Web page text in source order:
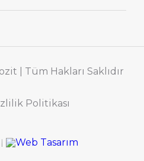
| Tüm Hakları Saklıdır
Politikası
|